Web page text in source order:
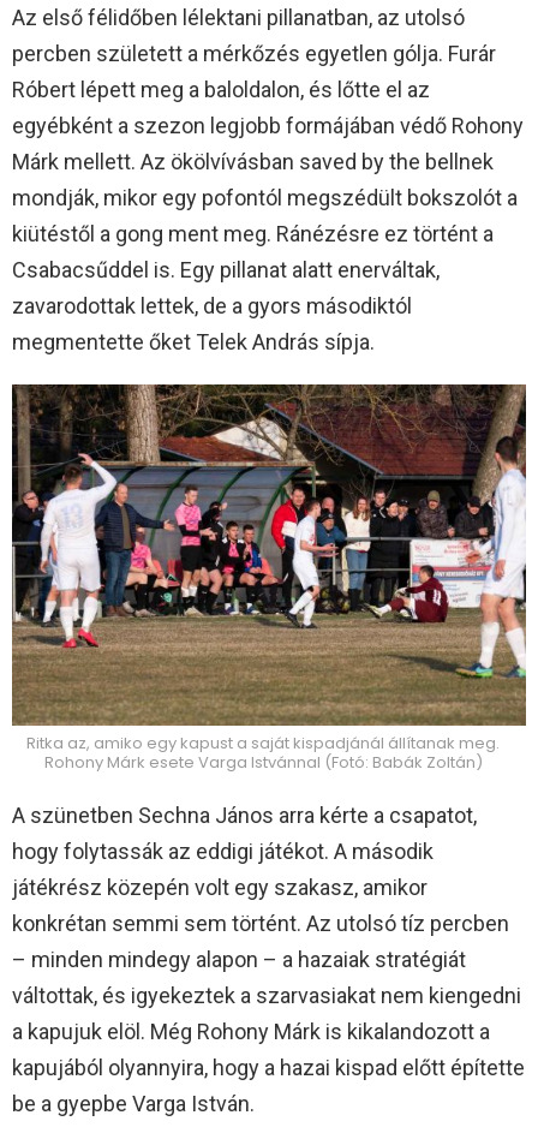
Az első félidőben lélektani pillanatban, az utolsó
percben született a mérkőzés egyetlen gólja. Furár
Róbert lépett meg a baloldalon, és lőtte el az
egyébként a szezon legjobb formájában védő Rohony
Márk mellett. Az ökölvívásban saved by the bellnek
mondják, mikor egy pofontól megszédült bokszolót a
kiütéstől a gong ment meg. Ránézésre ez történt a
Csabacsűddel is. Egy pillanat alatt enerváltak,
zavarodottak lettek, de a gyors másodiktól
megmentette őket Telek András sípja.
Ritka az, amiko egy kapust a saját kispadjánál állítanak meg.
Rohony Márk esete Varga Istvánnal (Fotó: Babák Zoltán)
A szünetben Sechna János arra kérte a csapatot,
hogy folytassák az eddigi játékot. A második
játékrész közepén volt egy szakasz, amikor
konkrétan semmi sem történt. Az utolsó tíz percben
– minden mindegy alapon – a hazaiak stratégiát
váltottak, és igyekeztek a szarvasiakat nem kiengedni
a kapujuk elöl. Még Rohony Márk is kikalandozott a
kapujából olyannyira, hogy a hazai kispad előtt építette
be a gyepbe Varga István.